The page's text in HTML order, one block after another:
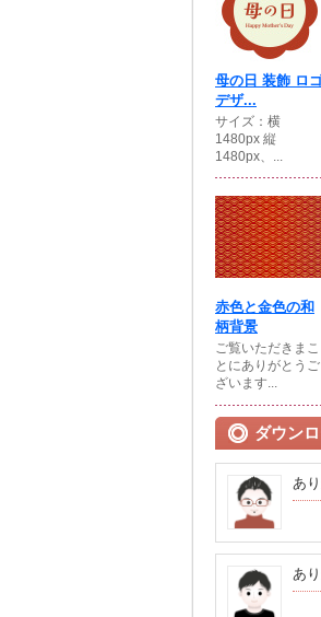
母の日 装飾 ロ
デザ...
サイズ：横
1480px 縦
1480px、...
赤色と金色の和
柄背景
ご覧いただきまこ
とにありがとうご
ざいます...
ダウン
あ
あ